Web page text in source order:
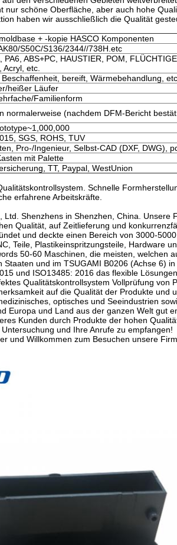
nur schöne Oberfläche, aber auch hohe
haben wir ausschließlich die Qualität
+ -kopie HASCO Komponenten
S50C/S136/2344//738H.etc
PA6, ABS+PC, HAUSTIER, POM,
Acryl, etc.
Beschaffenheit, bereift, Wärmebehandlung,
heißer Läufer
Familienform
normalerweise (nachdem DFM-Bericht
SGS, ROHS, TUV
Pro-/Ingenieur, Selbst-CAD (DXF, DWG),
mit Palette
TT, Paypal, WestUnion
Schnelle
erfahrene Arbeitskräfte.
Ltd. Shenzhens in Shenzhen, China.
Qualität, auf Zeitlieferung und
und deckte einen Bereich von 3000-
Teile, Plastikeinspritzungsteile, Hardware
50-60 Maschinen, die meisten, welchen
Staaten und im TSUGAMI B0206 (Achse 6)
und ISO13485: 2016 das flexible
Qualitätskontrollsystem Vollprüfung von
auf die Qualität der Produkte und
optisches und Seeindustrien
Europa und Land aus der ganzen Welt gut
Kunden durch Produkte der hohen
und Ihre Anrufe zu empfangen!
und Willkommen zum Besuchen unsere